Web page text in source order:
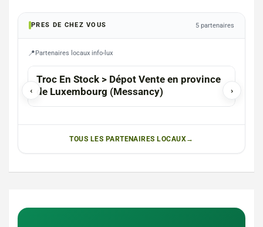
PRES DE CHEZ VOUS 5 partenaires
Partenaires locaux info-lux
‹ ›
Troc En Stock > Dépot Vente en province
de Luxembourg (Messancy)
TOUS LES PARTENAIRES LOCAUX